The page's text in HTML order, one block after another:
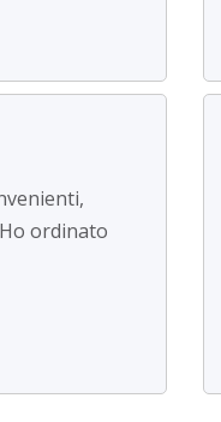
ordinato